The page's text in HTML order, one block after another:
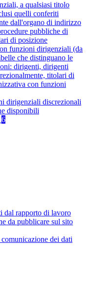
a qualsiasi titolo
quelli conferiti
dall'organo di indirizzo
pubbliche di
di posizione
funzioni dirigenziali (da
che distinguano le
dirigenti, dirigenti
titolari di
con funzioni
dirigenziali discrezionali
disponibili
6
dal rapporto di lavoro
da pubblicare sul sito
dei dati